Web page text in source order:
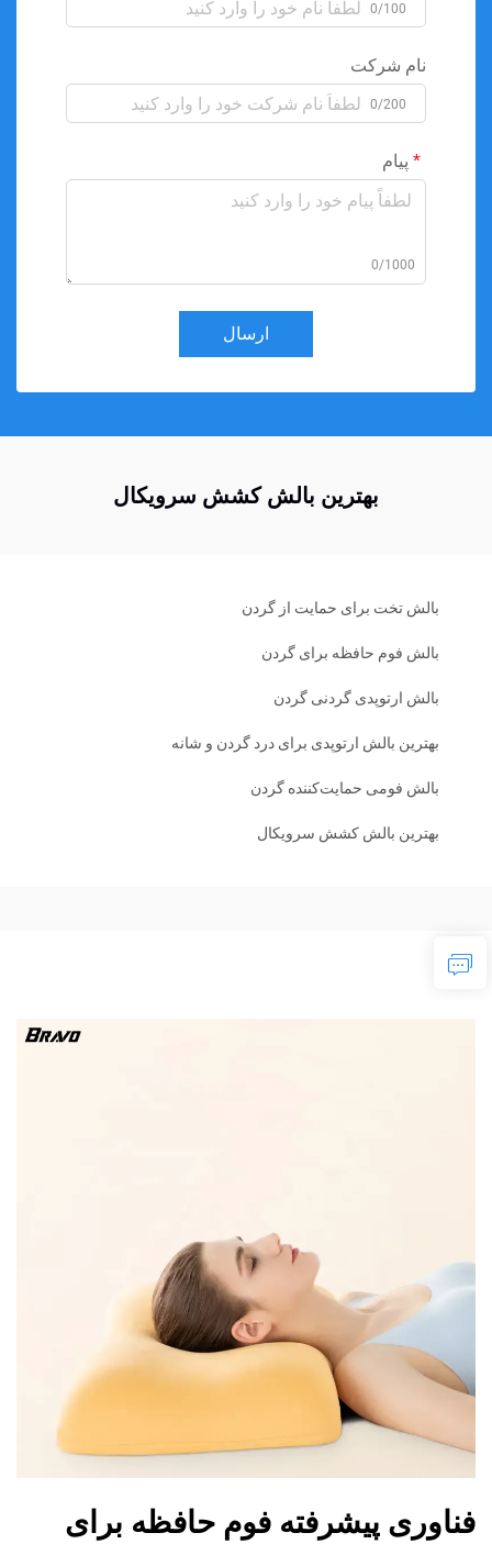
0/100
نام شرکت
0/200
پیام
0/1000
ارسال
بهترین بالش کشش سرویکال
بالش تخت برای حمایت از گردن
بالش فوم حافظه برای گردن
بالش ارتوپدی گردنی گردن
بهترین بالش ارتوپدی برای درد گردن و شانه
بالش فومی حمایت‌کننده گردن
بهترین بالش کشش سرویکال
فناوری پیشرفته فوم حافظه برای